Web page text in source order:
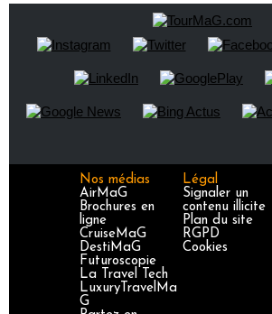
Nos médias
AirMaG
Brochures en
ligne
CruiseMaG
DestiMaG
Futuroscopie
La Travel Tech
LuxuryTravelMa
G
Légal
Signaler un
contenu illicite
Plan du site
RGPD
Cookies